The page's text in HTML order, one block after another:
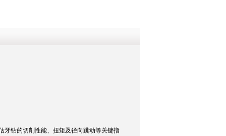
牙钻的切削性能、扭矩及径向跳动等关键指